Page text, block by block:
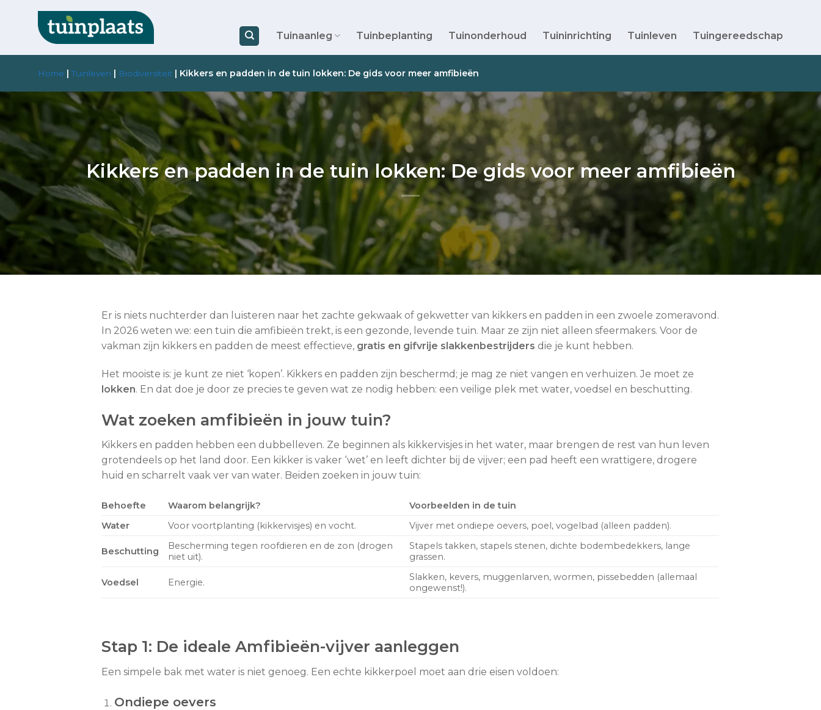
Tuinaanleg Tuinbeplanting Tuinonderhoud Tuininrichting Tuinleven Tuingereedschap
Home |Tuinleven | Biodiversiteit | Kikkers en padden in de tuin lokken: De gids voor meer amfibieën
Kikkers en padden in de tuin lokken: De gids voor meer amfibieën
Er is niets nuchterder dan luisteren naar het zachte gekwaak of gekwetter van kikkers en padden in een zwoele zomeravond.
In 2026 weten we: een tuin die amfibieën trekt, is een gezonde, levende tuin. Maar ze zijn niet alleen sfeermakers. Voor de
vakman zijn kikkers en padden de meest effectieve, gratis en gifvrije slakkenbestrijders die je kunt hebben.
Het mooiste is: je kunt ze niet ‘kopen’. Kikkers en padden zijn beschermd; je mag ze niet vangen en verhuizen. Je moet ze
lokken. En dat doe je door ze precies te geven wat ze nodig hebben: een veilige plek met water, voedsel en beschutting.
Wat zoeken amfibieën in jouw tuin?
Kikkers en padden hebben een dubbelleven. Ze beginnen als kikkervisjes in het water, maar brengen de rest van hun leven
grotendeels op het land door. Een kikker is vaker ‘wet’ en leeft dichter bij de vijver; een pad heeft een wrattigere, drogere
huid en scharrelt vaak ver van water. Beiden zoeken in jouw tuin:
Behoefte Waarom belangrijk?
Voorbeelden in de tuin
Water
Voor voortplanting (kikkervisjes) en vocht. Vijver met ondiepe oevers, poel, vogelbad (alleen padden).
Beschutting
Bescherming tegen roofdieren en de zon (drogen
niet uit).
Stapels takken, stapels stenen, dichte bodembedekkers, lange
grassen.
Voedsel Energie.
Slakken, kevers, muggenlarven, wormen, pissebedden (allemaal
ongewenst!).
Stap 1: De ideale Amfibieën-vijver aanleggen
Een simpele bak met water is niet genoeg. Een echte kikkerpoel moet aan drie eisen voldoen:
Ondiepe oevers